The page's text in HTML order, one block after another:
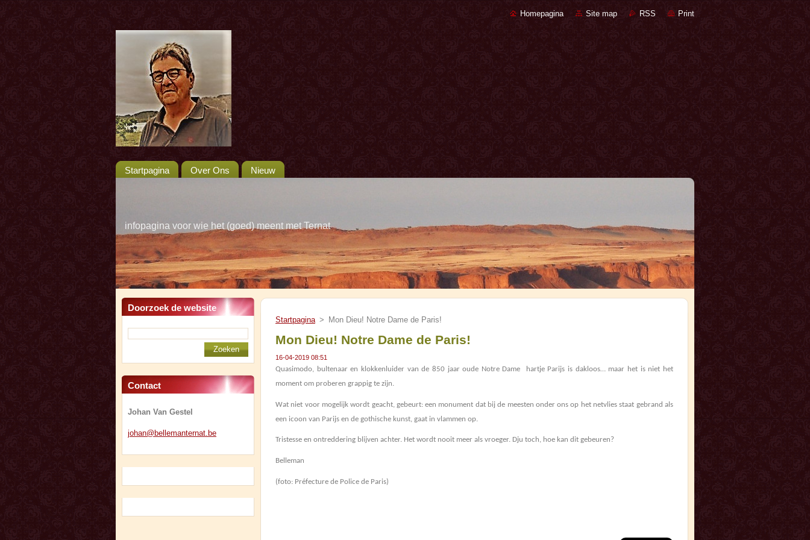
Homepagina Site map RSS Print
Startpagina Over Ons Nieuw
infopagina voor wie het (goed) meent met Ternat
Doorzoek de website
Contact
Johan Van Gestel
johan@be llemanternat.be
Startpagina > Mon Dieu! Notre Dame de Paris!
Mon Dieu! Notre Dame de Paris!
16-04-2019 08:51
Quasimodo, bultenaar en klokkenluider van de 850 jaar oude Notre Dame
hartje Parijs is dakloos… maar het is niet het
moment om proberen grappig te zijn.
Wat niet voor mogelijk wordt geacht, gebeurt: een monument dat bij de meesten onder ons op het netvlies staat gebrand als
een icoon van Parijs en de gothische kunst, gaat in vlammen op.
Tristesse en ontreddering blijven achter. Het wordt nooit meer als vroeger. Dju toch, hoe kan dit gebeuren?
Belleman
(foto: Préfecture de Police de Paris)